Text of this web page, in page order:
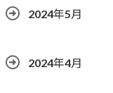
2024年5月
2024年4月